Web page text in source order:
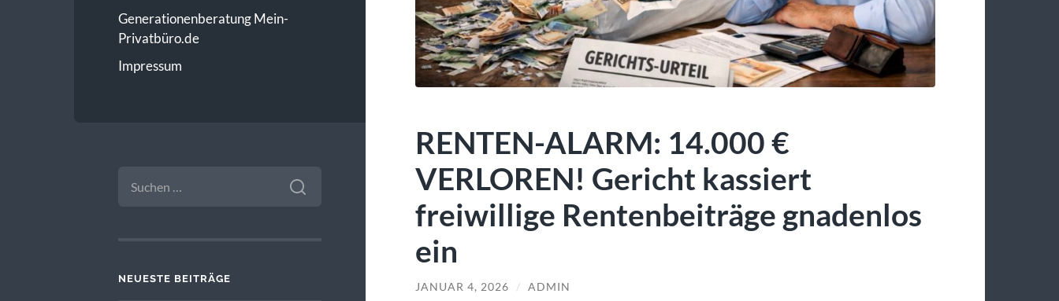
Generationenberatung Mein-
Privatbüro.de
Impressum
NACH:
NEUESTE BEITRÄGE
RENTEN-ALARM: 14.000 €
VERLOREN! Gericht kassiert
freiwillige Rentenbeiträge gnadenlos
ein
JANUAR 4, 2026 / ADMIN